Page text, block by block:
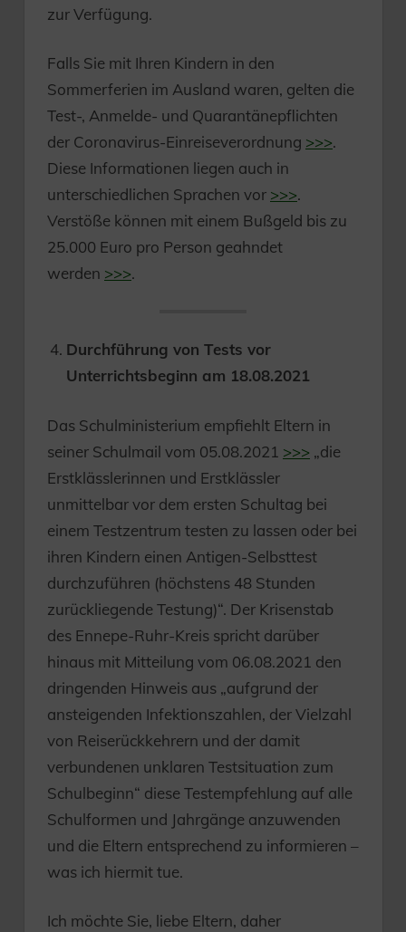
zur Verfügung.
Falls Sie mit Ihren Kindern in den
Sommerferien im Ausland waren, gelten die
Test-, Anmelde- und Quarantänepflichten
der Coronavirus-Einreiseverordnung >>>.
Diese Informationen liegen auch in
unterschiedlichen Sprachen vor >>>.
Verstöße können mit einem Bußgeld bis zu
25.000 Euro pro Person geahndet
werden >>>.
Durchführung von Tests vor
Unterrichtsbeginn am 18.08.2021
Das Schulministerium empfiehlt Eltern in
seiner Schulmail vom 05.08.2021 >>> „die
Erstklässlerinnen und Erstklässler
unmittelbar vor dem ersten Schultag bei
einem Testzentrum testen zu lassen oder bei
ihren Kindern einen Antigen-Selbsttest
durchzuführen (höchstens 48 Stunden
zurückliegende Testung)“. Der Krisenstab
des Ennepe-Ruhr-Kreis spricht darüber
hinaus mit Mitteilung vom 06.08.2021 den
dringenden Hinweis aus „aufgrund der
ansteigenden Infektionszahlen, der Vielzahl
von Reiserückkehrern und der damit
verbundenen unklaren Testsituation zum
Schulbeginn“ diese Testempfehlung auf alle
Schulformen und Jahrgänge anzuwenden
und die Eltern entsprechend zu informieren –
was ich hiermit tue.
Ich möchte Sie, liebe Eltern, daher